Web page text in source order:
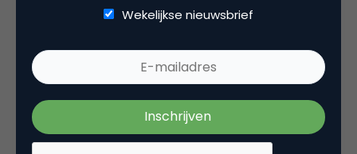
klacht@kijkmijtv.com(met vermelding
neem dan contact op met onze
klantenservice (via 1200).
Wat is erg jammer vind is dat dit weer typisch
Vodafone is. Het lijkt er dan weer op dat een
Wekelijkse nieuwsbrief